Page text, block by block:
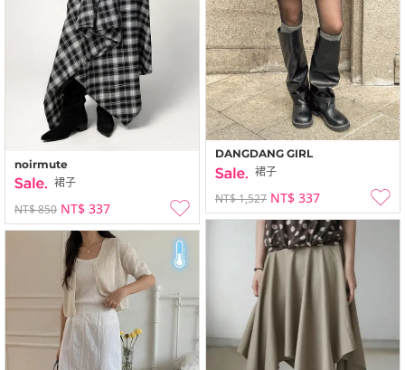
DANGDANG GIRL
裙子
NT$ 1,527 NT$ 337
noirmute
裙子
NT$ 850 NT$ 337